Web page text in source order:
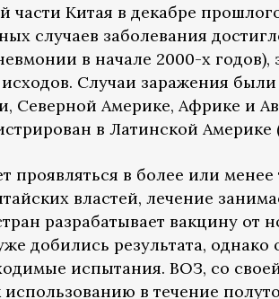
части Китая в декабре
случаев заболевания
в начале 2000-х годов),
Случаи заражения
Северной Америке, Африке и
в Латинской Америке
проявляться в более или
властей, лечение
разрабатывает вакцину от
добились результата,
испытания. ВОЗ, со
использованию в течение